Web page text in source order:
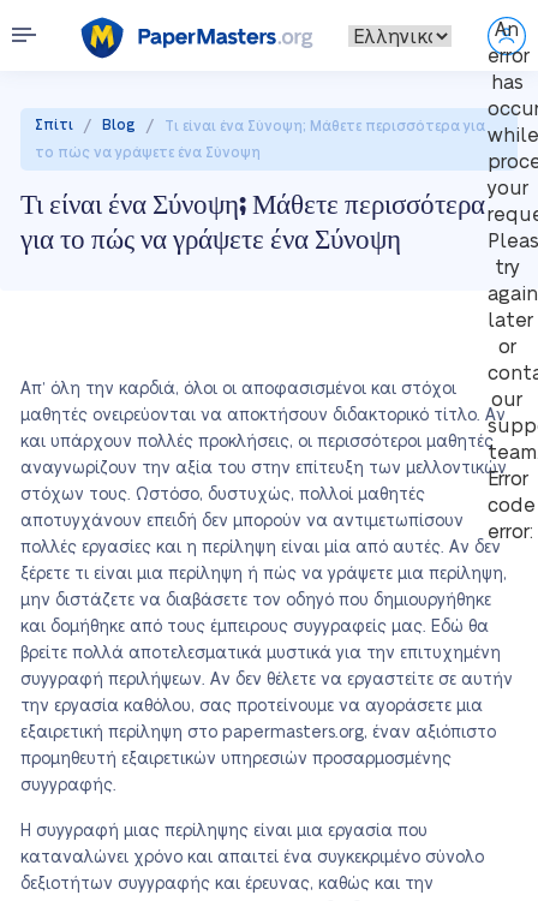
An
error
has
while
your
try
again
later
or
our
Error
code
error:
Σπίτι / Blog /
Τι είναι ένα Σύνοψη; Μάθετε περισσότερα για
το πώς να γράψετε ένα Σύνοψη
Τι είναι ένα Σύνοψη; Μάθετε περισσότερα
για το πώς να γράψετε ένα Σύνοψη
Απ’ όλη την καρδιά, όλοι οι αποφασισμένοι και στόχοι
μαθητές ονειρεύονται να αποκτήσουν διδακτορικό τίτλο. Αν
και υπάρχουν πολλές προκλήσεις, οι περισσότεροι μαθητές
αναγνωρίζουν την αξία του στην επίτευξη των μελλοντικών
στόχων τους. Ωστόσο, δυστυχώς, πολλοί μαθητές
αποτυγχάνουν επειδή δεν μπορούν να αντιμετωπίσουν
πολλές εργασίες και η περίληψη είναι μία από αυτές. Αν δεν
ξέρετε τι είναι μια περίληψη ή πώς να γράψετε μια περίληψη,
μην διστάζετε να διαβάσετε τον οδηγό που δημιουργήθηκε
και δομήθηκε από τους έμπειρους συγγραφείς μας. Εδώ θα
βρείτε πολλά αποτελεσματικά μυστικά για την επιτυχημένη
συγγραφή περιλήψεων. Αν δεν θέλετε να εργαστείτε σε αυτήν
την εργασία καθόλου, σας προτείνουμε να αγοράσετε μια
εξαιρετική περίληψη στο papermasters.org, έναν αξιόπιστο
προμηθευτή εξαιρετικών υπηρεσιών προσαρμοσμένης
συγγραφής.
Η συγγραφή μιας περίληψης είναι μια εργασία που
καταναλώνει χρόνο και απαιτεί ένα συγκεκριμένο σύνολο
δεξιοτήτων συγγραφής και έρευνας, καθώς και την